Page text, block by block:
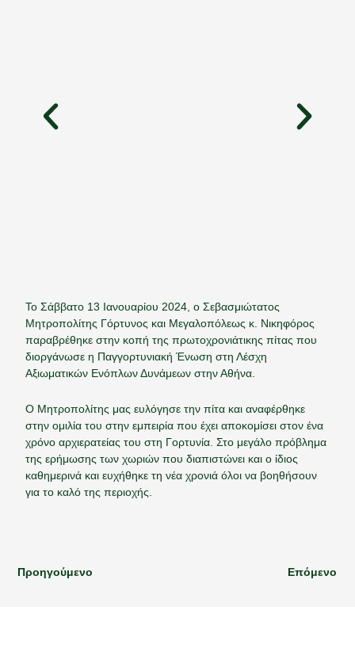
Το Σάββατο 13 Ιανουαρίου 2024, ο Σεβασμιώτατος
Μητροπολίτης Γόρτυνος και Μεγαλοπόλεως κ. Νικηφόρος
παραβρέθηκε στην κοπή της πρωτοχρονιάτικης πίτας που
διοργάνωσε η Παγγορτυνιακή Ένωση στη Λέσχη
Αξιωματικών Ενόπλων Δυνάμεων στην Αθήνα.
Ο Μητροπολίτης μας ευλόγησε την πίτα και αναφέρθηκε
στην ομιλία του στην εμπειρία που έχει αποκομίσει στον ένα
χρόνο αρχιερατείας του στη Γορτυνία. Στο μεγάλο πρόβλημα
της ερήμωσης των χωριών που διαπιστώνει και ο ίδιος
καθημερινά και ευχήθηκε τη νέα χρονιά όλοι να βοηθήσουν
για το καλό της περιοχής.
Προηγούμενο Επόμενο